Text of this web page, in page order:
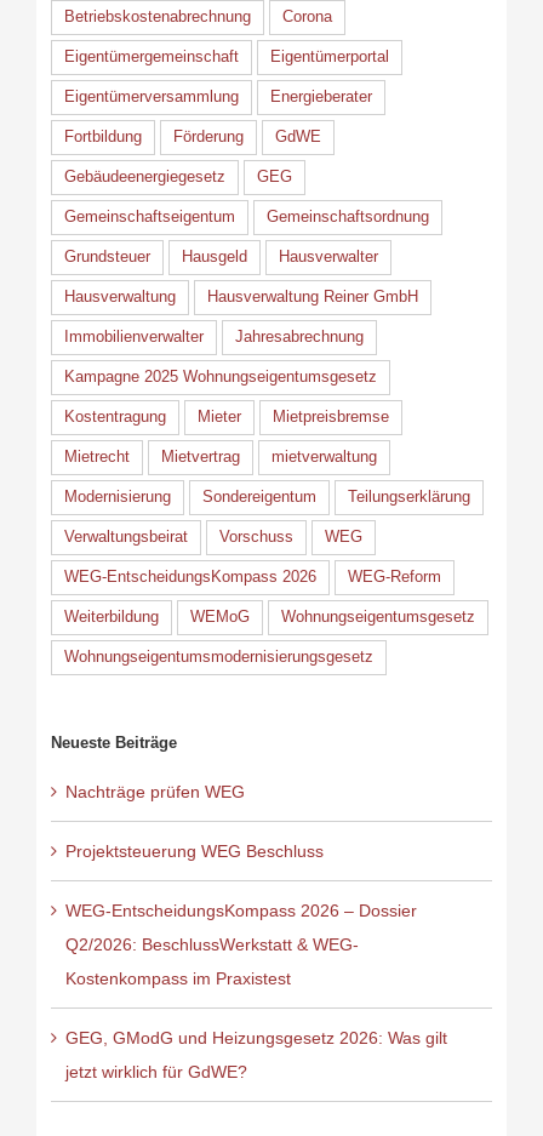
Betriebskostenabrechnung Corona
Eigentümergemeinschaft Eigentümerportal
Eigentümerversammlung Energieberater
Fortbildung Förderung GdWE
Gebäudeenergiegesetz GEG
Gemeinschaftseigentum Gemeinschaftsordnung
Grundsteuer Hausgeld Hausverwalter
Hausverwaltung Hausverwaltung Reiner GmbH
Immobilienverwalter Jahresabrechnung
Kampagne 2025 Wohnungseigentumsgesetz
Kostentragung Mieter Mietpreisbremse
Mietrecht Mietvertrag mietverwaltung
Modernisierung Sondereigentum Teilungserklärung
Verwaltungsbeirat Vorschuss WEG
WEG-EntscheidungsKompass 2026 WEG-Reform
Weiterbildung WEMoG Wohnungseigentumsgesetz
Wohnungseigentumsmodernisierungsgesetz
Neueste Beiträge
Nachträge prüfen WEG
Projektsteuerung WEG Beschluss
WEG-EntscheidungsKompass 2026 – Dossier
Q2/2026: BeschlussWerkstatt & WEG-
Kostenkompass im Praxistest
GEG, GModG und Heizungsgesetz 2026: Was gilt
jetzt wirklich für GdWE?